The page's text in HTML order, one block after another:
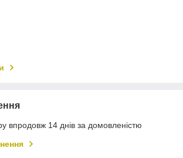
впродовж 14 днів за домовленістю